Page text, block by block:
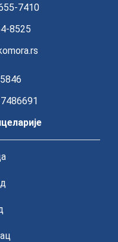
7410
8525